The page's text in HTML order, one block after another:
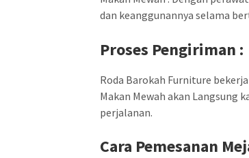
dan keanggunannya selama
Proses Pengiriman :
Roda Barokah Furniture
Makan Mewah akan Langsung
perjalanan.
Cara Pemesanan